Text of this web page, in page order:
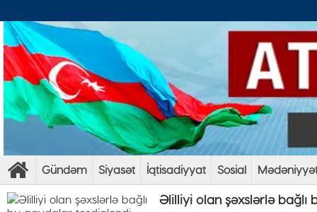
Gündəm Siyasət İqtisadiyyat Sosial
Əlilliyi olan şəxslərlə bağlı